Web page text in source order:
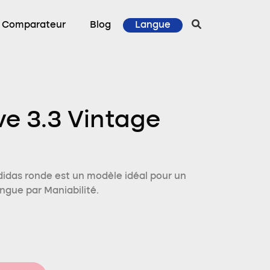
Comparateur Blog Langue
3.3 Vintage
ronde est un modèle idéal pour un
par Maniabilité.